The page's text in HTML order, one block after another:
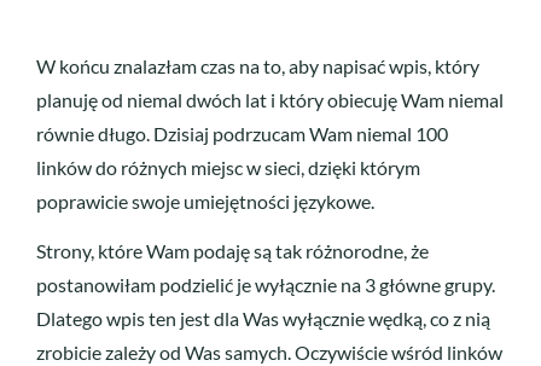
W końcu znalazłam czas na to, aby napisać wpis, który
planuję od niemal dwóch lat i który obiecuję Wam niemal
równie długo. Dzisiaj podrzucam Wam niemal 100
linków do różnych miejsc w sieci, dzięki którym
poprawicie swoje umiejętności językowe.
Strony, które Wam podaję są tak różnorodne, że
postanowiłam podzielić je wyłącznie na 3 główne grupy.
Dlatego wpis ten jest dla Was wyłącznie wędką, co z nią
zrobicie zależy od Was samych. Oczywiście wśród linków